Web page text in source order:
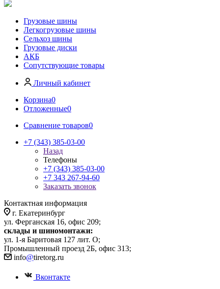
Грузовые шины
Легкогрузовые шины
Сельхоз шины
Грузовые диски
АКБ
Сопутствующие товары
Личный кабинет
Корзина0
Отложенные0
Сравнение товаров0
+7 (343) 385-03-00
Назад
Телефоны
+7 (343) 385-03-00
+7 343 267-94-60
Заказать звонок
Контактная информация
г. Екатеринбург
ул. Ферганская 16, офис 209;
склады и шиномонтажи:
ул. 1-я Баритовая 127 лит. О;
Промышленный проезд 2Б, офис 313;
info@tiretorg.ru
Вконтакте